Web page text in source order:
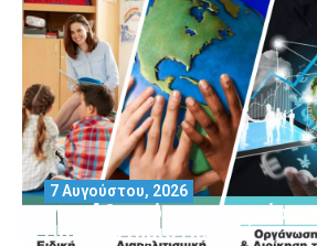
Μοριοδοτούμενα Σεμινάρια
Πανεπιστήμιο Πειραιά
7 Αυγούστου, 2026